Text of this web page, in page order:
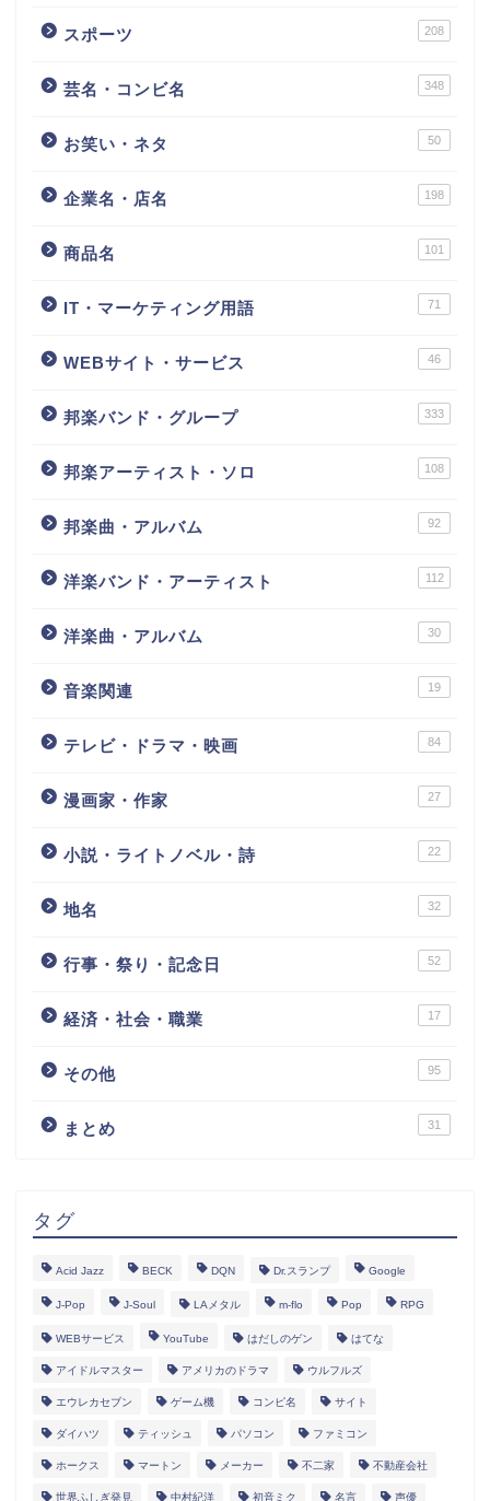
スポーツ 208
芸名・コンビ名 348
お笑い・ネタ 50
企業名・店名 198
商品名 101
IT・マーケティング用語 71
WEBサイト・サービス 46
邦楽バンド・グループ 333
邦楽アーティスト・ソロ 108
邦楽曲・アルバム 92
洋楽バンド・アーティスト 112
洋楽曲・アルバム 30
音楽関連 19
テレビ・ドラマ・映画 84
漫画家・作家 27
小説・ライトノベル・詩 22
地名 32
行事・祭り・記念日 52
経済・社会・職業 17
その他 95
まとめ 31
タグ
Acid Jazz BECK DQN Dr.スランプ Google
J-Pop J-Soul LAメタル m-flo Pop RPG
WEBサービス YouTube はだしのゲン はてな
アイドルマスター アメリカのドラマ ウルフルズ
エウレカセブン ゲーム機 コンピ名 サイト
ダイハツ ティッシュ パソコン ファミコン
ホークス マートン メーカー 不二家 不動産会社
世界ふしぎ発見 中村紀洋 初音ミク 名言 声優